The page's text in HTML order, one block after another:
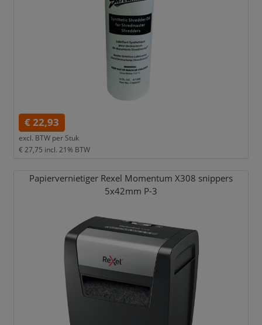
€ 22,93
excl. BTW per Stuk
€ 27,75 incl. 21% BTW
Papiervernietiger Rexel Momentum X308 snippers
5x42mm P-3